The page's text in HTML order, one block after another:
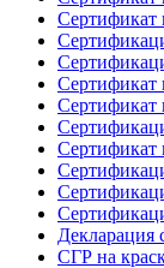
Сертификат
Сертификат
Сертификат
Сертификат
Декларация
СГР на